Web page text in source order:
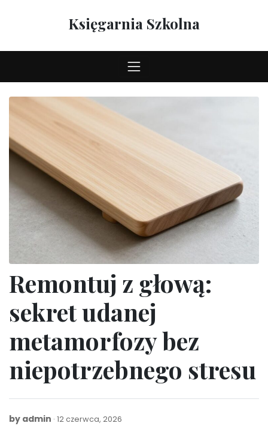
Księgarnia Szkolna
Remontuj z głową:
sekret udanej
metamorfozy bez
niepotrzebnego stresu
by admin 12 czerwca, 2026